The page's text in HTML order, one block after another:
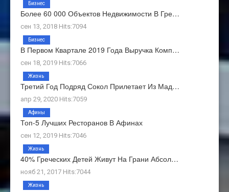
Более 60 000 Объектов Недвижимости В Гре…
сен 13, 2018 Hits:7094
Бизнес
В Первом Квартале 2019 Года Выручка Комп…
сен 18, 2019 Hits:7066
Бизнес
Третий Год Подряд Сокол Прилетает Из Мад…
апр 29, 2020 Hits:7059
Жизнь
Топ-5 Лучших Ресторанов В Афинах
сен 12, 2019 Hits:7046
Афины
40% Греческих Детей Живут На Грани Абсол…
нояб 21, 2017 Hits:7044
Жизнь
Жизнь